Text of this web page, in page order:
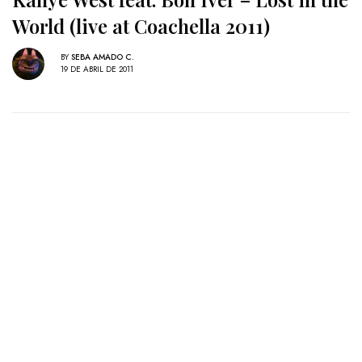
World (live at Coachella 2011)
BY SEBA AMADO C.
19 DE ABRIL DE 2011